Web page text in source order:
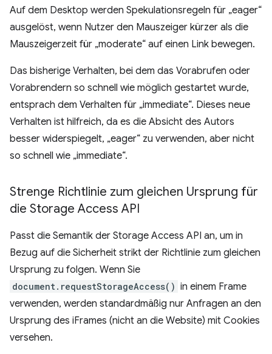
Auf dem Desktop werden Spekulationsregeln für „eager“
ausgelöst, wenn Nutzer den Mauszeiger kürzer als die
Mauszeigerzeit für „moderate“ auf einen Link bewegen.
Das bisherige Verhalten, bei dem das Vorabrufen oder
Vorabrendern so schnell wie möglich gestartet wurde,
entsprach dem Verhalten für „immediate“. Dieses neue
Verhalten ist hilfreich, da es die Absicht des Autors
besser widerspiegelt, „eager“ zu verwenden, aber nicht
so schnell wie „immediate“.
Strenge Richtlinie zum gleichen Ursprung für
die Storage Access API
Passt die Semantik der Storage Access API an, um in
Bezug auf die Sicherheit strikt der Richtlinie zum gleichen
Ursprung zu folgen. Wenn Sie
document.requestStorageAccess() in einem Frame
verwenden, werden standardmäßig nur Anfragen an den
Ursprung des iFrames (nicht an die Website) mit Cookies
versehen.